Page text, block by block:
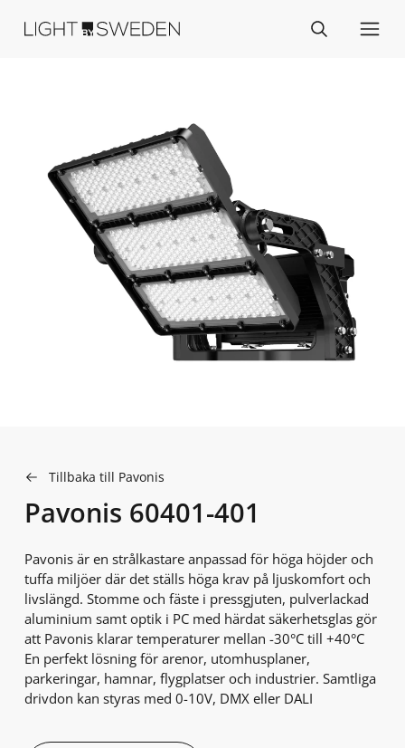
Tillbaka till Pavonis
Pavonis 60401-401
Pavonis är en strålkastare anpassad för höga höjder och
tuffa miljöer där det ställs höga krav på ljuskomfort och
livslängd. Stomme och fäste i pressgjuten, pulverlackad
aluminium samt optik i PC med härdat säkerhetsglas gör
att Pavonis klarar temperaturer mellan -30°C till +40°C
En perfekt lösning för arenor, utomhusplaner,
parkeringar, hamnar, flygplatser och industrier. Samtliga
drivdon kan styras med 0-10V, DMX eller DALI